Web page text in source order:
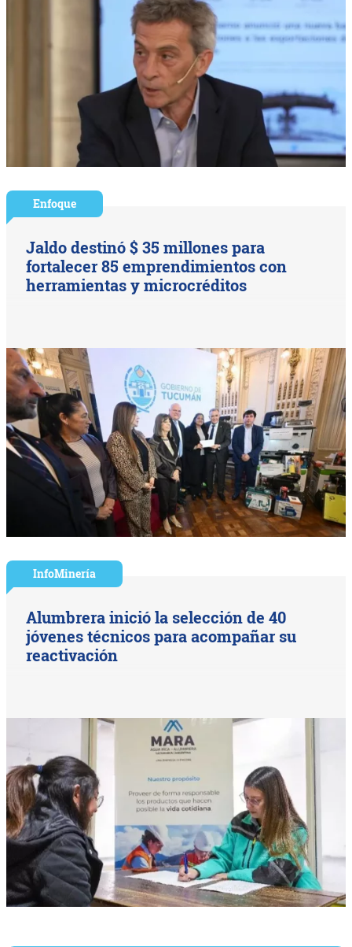
Enfoque
Jaldo destinó $ 35 millones para
fortalecer 85 emprendimientos con
herramientas y microcréditos
InfoMinería
Alumbrera inició la selección de 40
jóvenes técnicos para acompañar su
reactivación